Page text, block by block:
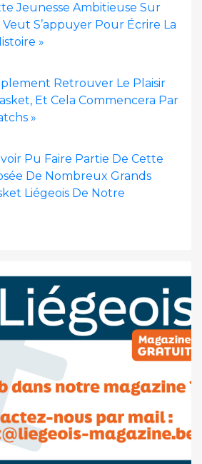
Jeunesse Ambitieuse Sur
S’appuyer Pour Écrire La
»
Retrouver Le Plaisir
Et Cela Commencera Par
»
Pu Faire Partie De Cette
De Nombreux Grands
Liégeois De Notre